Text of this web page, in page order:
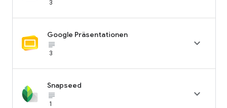
3
Google Präsentationen
subject_black
3

Snapseed
subject_black
1
